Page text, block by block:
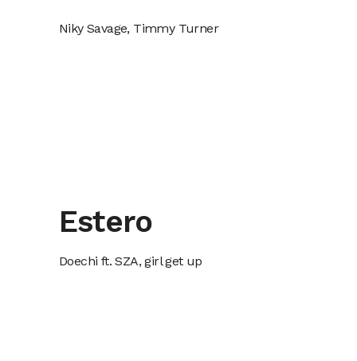
Niky Savage, Timmy Turner
Estero
Doechi ft. SZA, girl get up